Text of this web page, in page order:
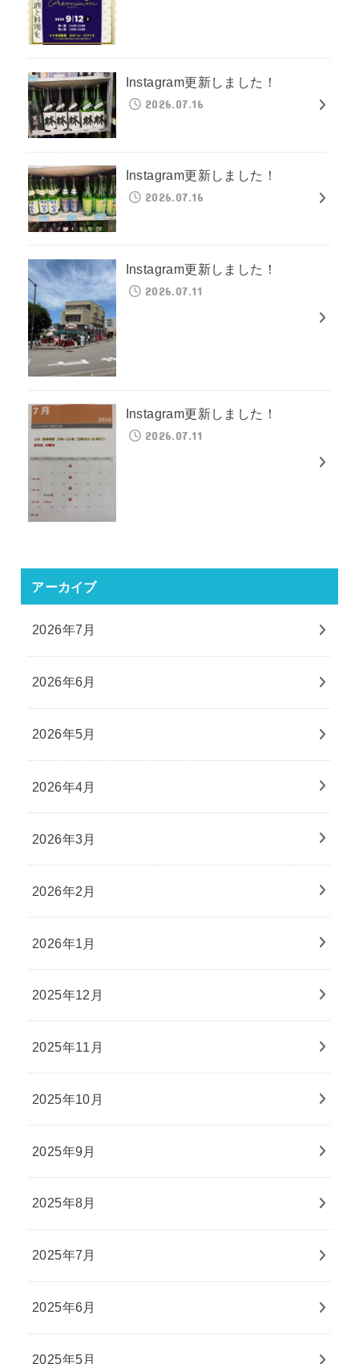
Instagram更新しました！
2026.07.16
Instagram更新しました！
2026.07.16
Instagram更新しました！
2026.07.11
Instagram更新しました！
2026.07.11
アーカイブ
2026年7月
2026年6月
2026年5月
2026年4月
2026年3月
2026年2月
2026年1月
2025年12月
2025年11月
2025年10月
2025年9月
2025年8月
2025年7月
2025年6月
2025年5月